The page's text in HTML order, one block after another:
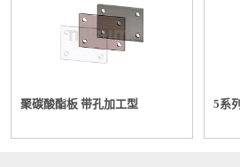
聚碳酸酯板 带孔加工型 5系